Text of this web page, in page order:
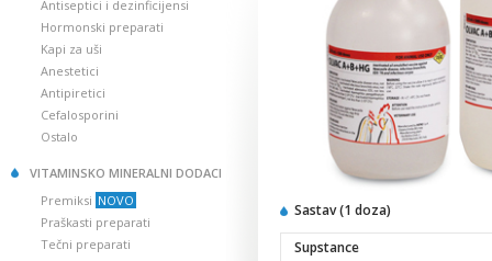
Antiseptici i dezinficijensi
Hormonski preparati
Kapi za uši
Anestetici
Antipiretici
Cefalosporini
Ostalo
VITAMINSKO MINERALNI DODACI
Premiksi NOVO
Praškasti preparati
Tečni preparati
Sastav (1 doza)
Supstance